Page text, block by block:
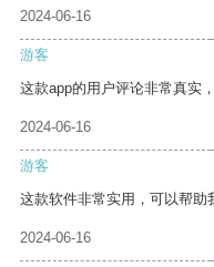
2024-06-16
游客
这款app的用户评论非常真实
2024-06-16
游客
这款软件非常实用，可以帮助
2024-06-16